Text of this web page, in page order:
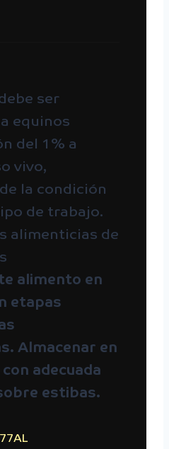
ser
equinos
del 1% a
vivo,
la condición
de trabajo.
alimenticias de
alimento en
etapas
Almacenar en
adecuada
estibas.